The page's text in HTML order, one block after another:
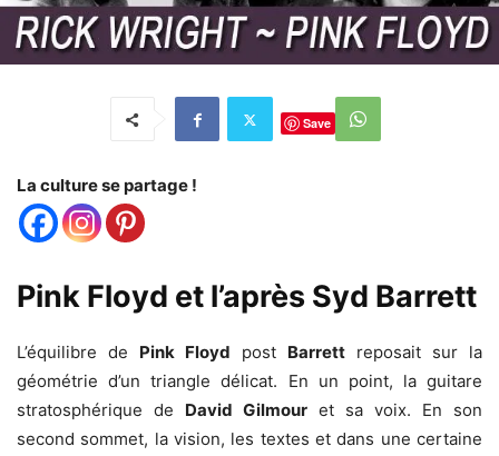
Save
La culture se partage !
Pink Floyd et l’après Syd Barrett
L’équilibre de Pink Floyd post Barrett reposait sur la
géométrie d’un triangle délicat. En un point, la guitare
stratosphérique de David Gilmour et sa voix. En son
second sommet, la vision, les textes et dans une certaine